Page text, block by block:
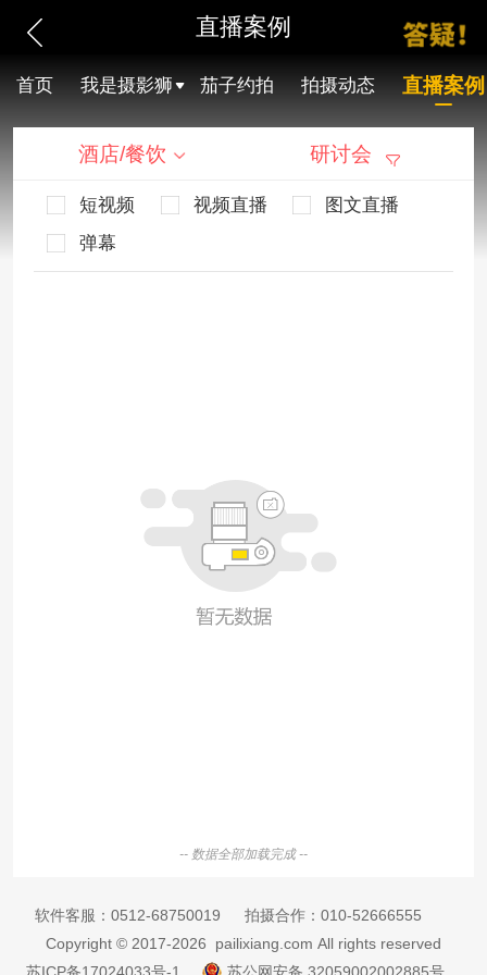
直播案例
首页 我是摄影狮 茄子约拍 拍摄动态 直播案例
酒店/餐饮 研讨会
短视频 视频直播
图文直播
弹幕
-- 数据全部加载完成 --
软件客服： 0512-68750019 拍摄合作： 010-52666555
Copyright © 2017-2026 pailixiang.com All rights reserved
苏ICP备17024033号-1
苏公网安备 32059002002885号